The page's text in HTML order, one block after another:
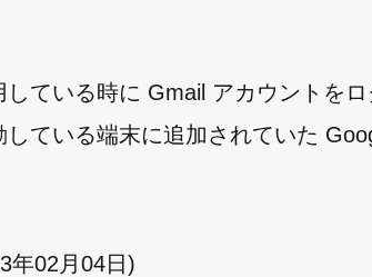
ている時に Gmail アカウントを
ている端末に追加されていた
年02月04日 )